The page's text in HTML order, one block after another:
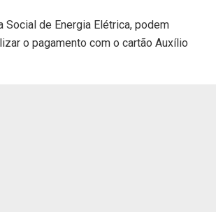
de Energia Elétrica, podem
o pagamento com o cartão Auxílio